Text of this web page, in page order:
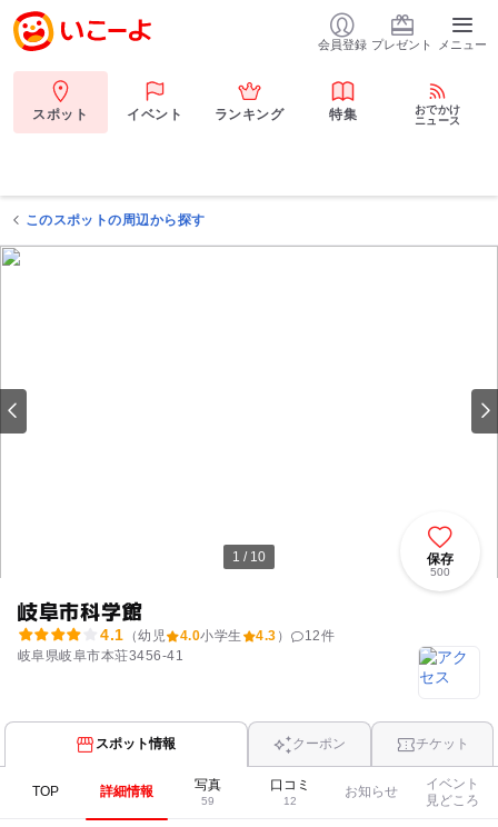
会員登録 プレゼント メニュー
スポット イベント ランキング 特集
おでかけ
ニュース
このスポットの周辺から探す
1 / 10
岐阜市科学館
4.1 （幼児 4.0小学生 4.3 ） 12件
岐阜県岐阜市本荘3456-41
保存
500
スポット情報 クーポン チケット
TOP 詳細情報 写真
59
口コミ
12
お知らせ
イベント
見どころ